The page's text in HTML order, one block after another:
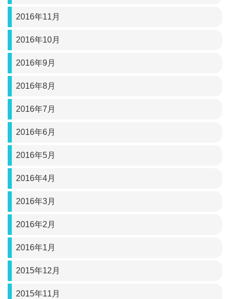
2016年11月
2016年10月
2016年9月
2016年8月
2016年7月
2016年6月
2016年5月
2016年4月
2016年3月
2016年2月
2016年1月
2015年12月
2015年11月